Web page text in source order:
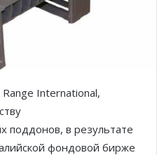
International,
поддонов, в результате
фондовой бирже